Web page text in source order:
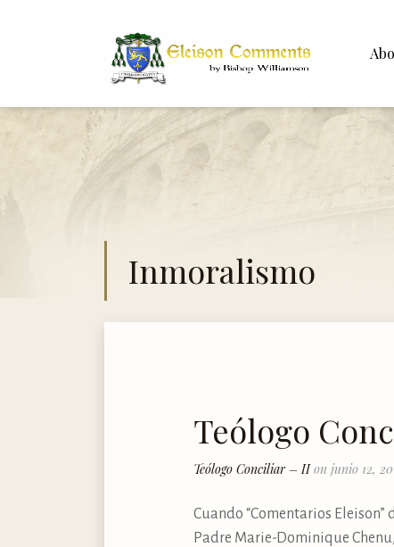
Dr.
Inmoralismo
Teólogo
Teólogo Conciliar – IIon junio 12,
Cuando “Comentarios Eleison”
Padre Marie-Dominique